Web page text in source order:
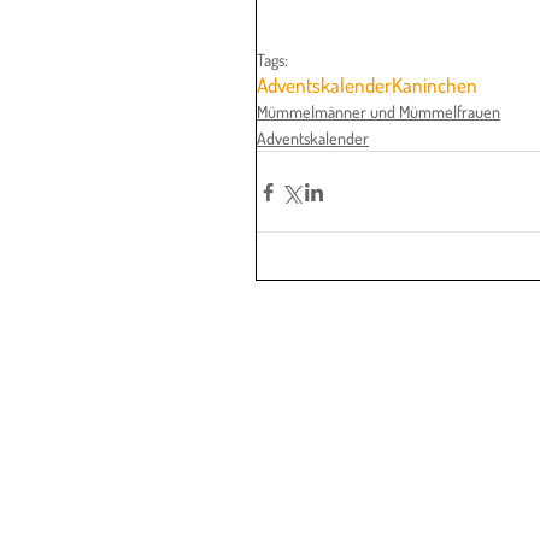
Tags:
AdventskalenderKaninchen
Mümmelmänner und Mümmelfrauen
Adventskalender